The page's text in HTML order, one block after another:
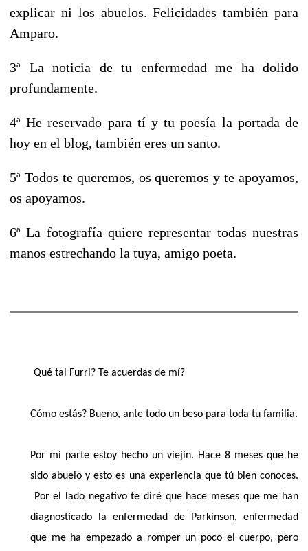
explicar ni los abuelos. Felicidades también para
Amparo.
3ª La noticia de tu enfermedad me ha dolido
profundamente.
4ª He reservado para tí y tu poesía la portada de
hoy en el blog, también eres un santo.
5ª Todos te queremos, os queremos y te apoyamos,
os apoyamos.
6ª La fotografía quiere representar todas nuestras
manos estrechando la tuya, amigo poeta.
Qué tal Furri? Te acuerdas de mí?
Cómo estás? Bueno, ante todo un beso para toda tu familia.
Por mi parte estoy hecho un viejín. Hace 8 meses que he
sido abuelo y esto es una experiencia que tú bien conoces.
Por el lado negativo te diré que hace meses que me han
diagnosticado la enfermedad de Parkinson, enfermedad
que me ha empezado a romper un poco el cuerpo, pero